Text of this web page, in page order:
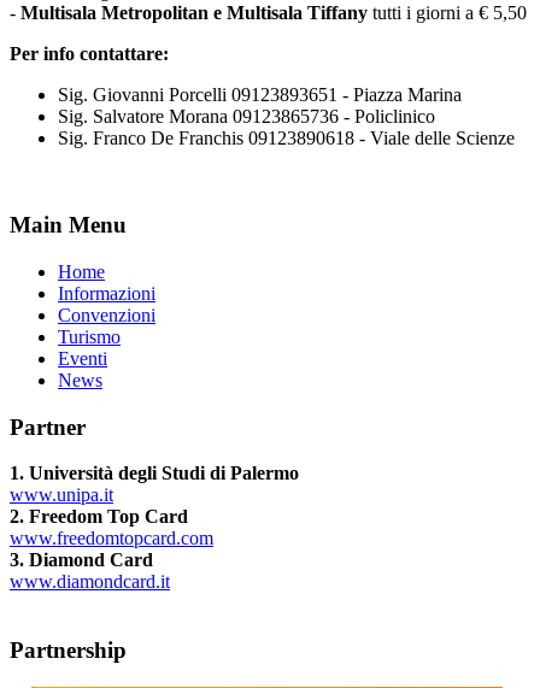
- Multisala Metropolitan e Multisala Tiffany tutti i giorni a € 5,50
Per info contattare:
Sig. Giovanni Porcelli 09123893651 - Piazza Marina
Sig. Salvatore Morana 09123865736 - Policlinico
Sig. Franco De Franchis 09123890618 - Viale delle Scienze
Main Menu
Home
Informazioni
Convenzioni
Turismo
Eventi
News
Partner
1. Università degli Studi di Palermo
www.unipa.it
2. Freedom Top Card
www.freedomtopcard.com
3. Diamond Card
www.diamondcard.it
Partnership